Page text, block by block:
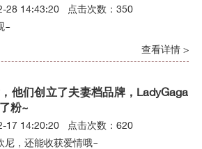
28 14:43:20 点击次数：350
~
查看详情 >
他们创立了夫妻档品牌，LadyGaga
粉~
17 14:20:20 点击次数：620
尼，还能收获爱情哦~